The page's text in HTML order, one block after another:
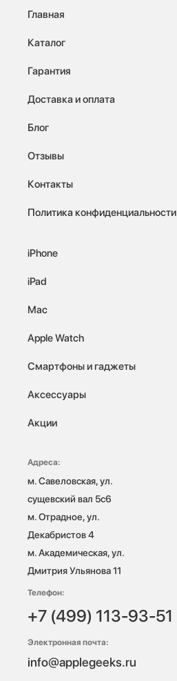
Главная
Каталог
Гарантия
Доставка и оплата
Блог
Отзывы
Контакты
Политика конфиденциальности
iPhone
iPad
Mac
Apple Watch
Смартфоны и гаджеты
Аксессуары
Акции
Адреса:
м. Савеловская, ул.
сущевский вал 5с6
м. Отрадное, ул.
Декабристов 4
м. Академическая, ул.
Дмитрия Ульянова 11
Телефон:
+7 (499) 113-93-51
Электронная почта:
info@applegeeks.ru